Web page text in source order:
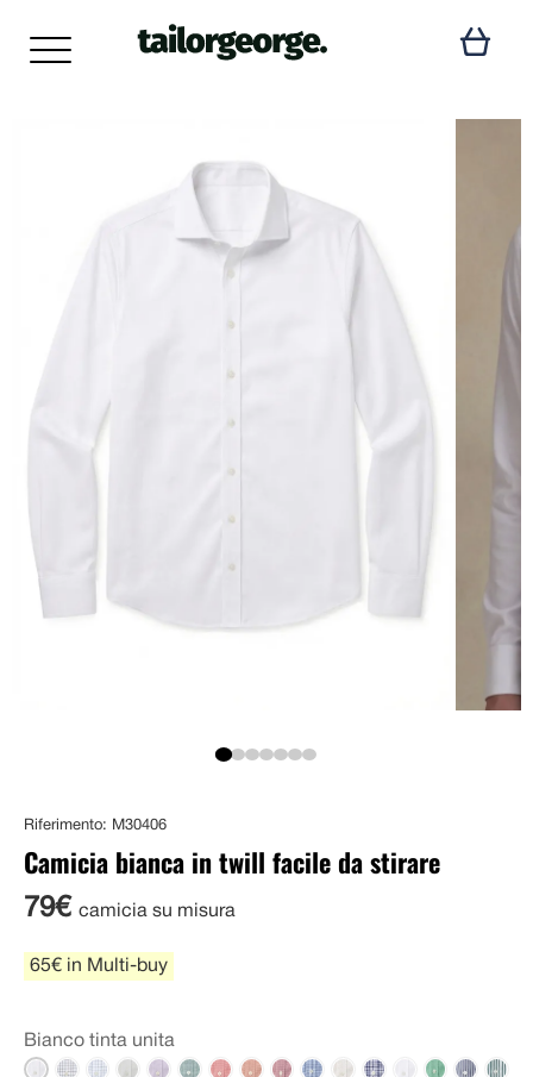
Riferimento: M30406
Camicia bianca in twill facile da stirare
79€ camicia su misura
65€ in Multi-buy
Bianco tinta unita